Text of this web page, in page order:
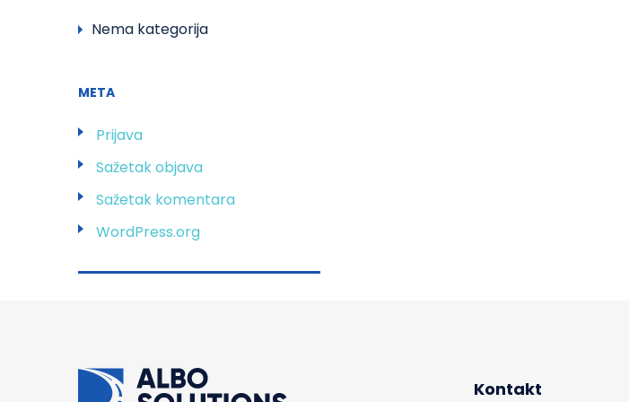
Nema kategorija
META
Prijava
Sažetak objava
Sažetak komentara
WordPress.org
Kontakt